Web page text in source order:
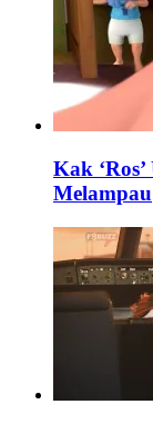
Kak
Melampau